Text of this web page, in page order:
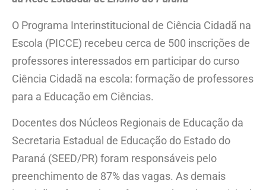
O Programa Interinstitucional de Ciência Cidadã na
Escola (PICCE) recebeu cerca de 500 inscrições de
professores interessados em participar do curso
Ciência Cidadã na escola: formação de professores
para a Educação em Ciências.
Docentes dos Núcleos Regionais de Educação da
Secretaria Estadual de Educação do Estado do
Paraná (SEED/PR) foram responsáveis pelo
preenchimento de 87% das vagas. As demais